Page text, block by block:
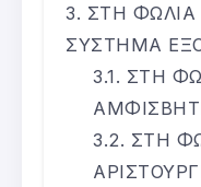
ΣΤΗ ΦΩΛΙΑ
ΣΥΣΤΗΜΑ
ΣΤΗ
ΣΤΗ